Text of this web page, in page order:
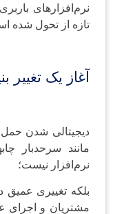
نرم‌افزارهای
تازه از تحول شده
آغاز یک تغییر
دیجیتالی شدن
مانند سرحدبار
نرم‌افزار نیست؛
بلکه تغییری عمیق
مشتریان و اجرای